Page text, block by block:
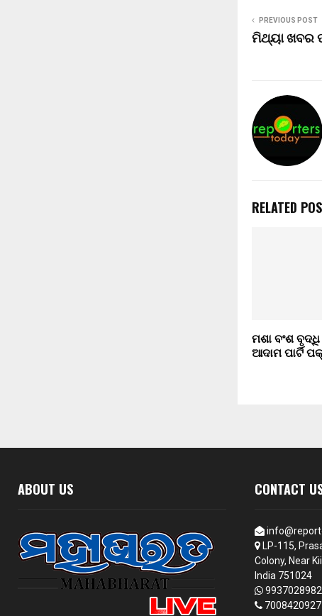
PREVIOUS POST
ମିଥ୍ୟା ଖବର
RELATED
ମଶା ବଂଶ
ଆଦାମ ପାର୍ଟି
ABOUT US CONTACT
LP-115,
Colony, Near
India 751024
9937028982
7008420927